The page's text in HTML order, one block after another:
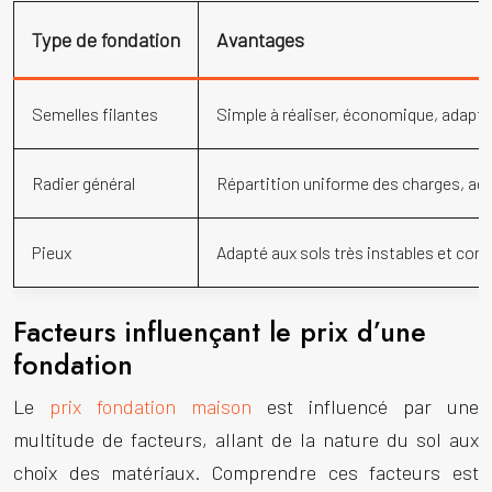
Type de fondation Avantages
Semelles filantes Simple à réaliser, économique,
Radier général Répartition uniforme des charges,
Pieux Adapté aux sols très instables et
Facteurs influençant le prix d’une
fondation
Le prix fondation maison est influencé par une
multitude de facteurs, allant de la nature du sol aux
choix des matériaux. Comprendre ces facteurs est